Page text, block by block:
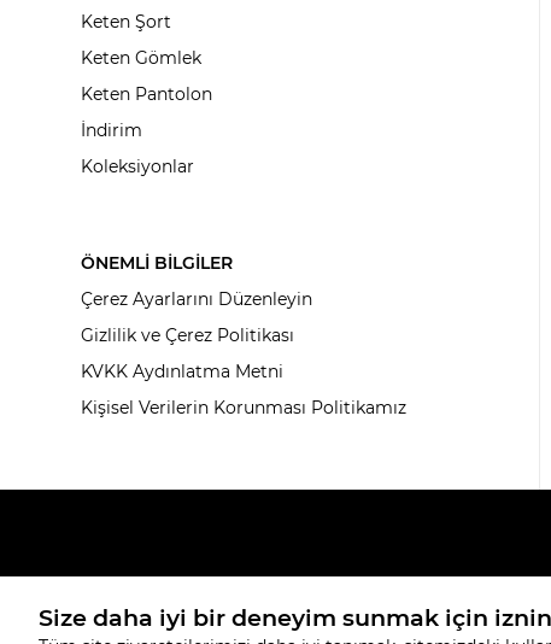
Keten Şort
Keten Gömlek
Keten Pantolon
İndirim
Koleksiyonlar
ÖNEMLİ BİLGİLER
Çerez Ayarlarını Düzenleyin
Gizlilik ve Çerez Politikası
KVKK Aydınlatma Metni
Kişisel Verilerin Korunması Politikamız